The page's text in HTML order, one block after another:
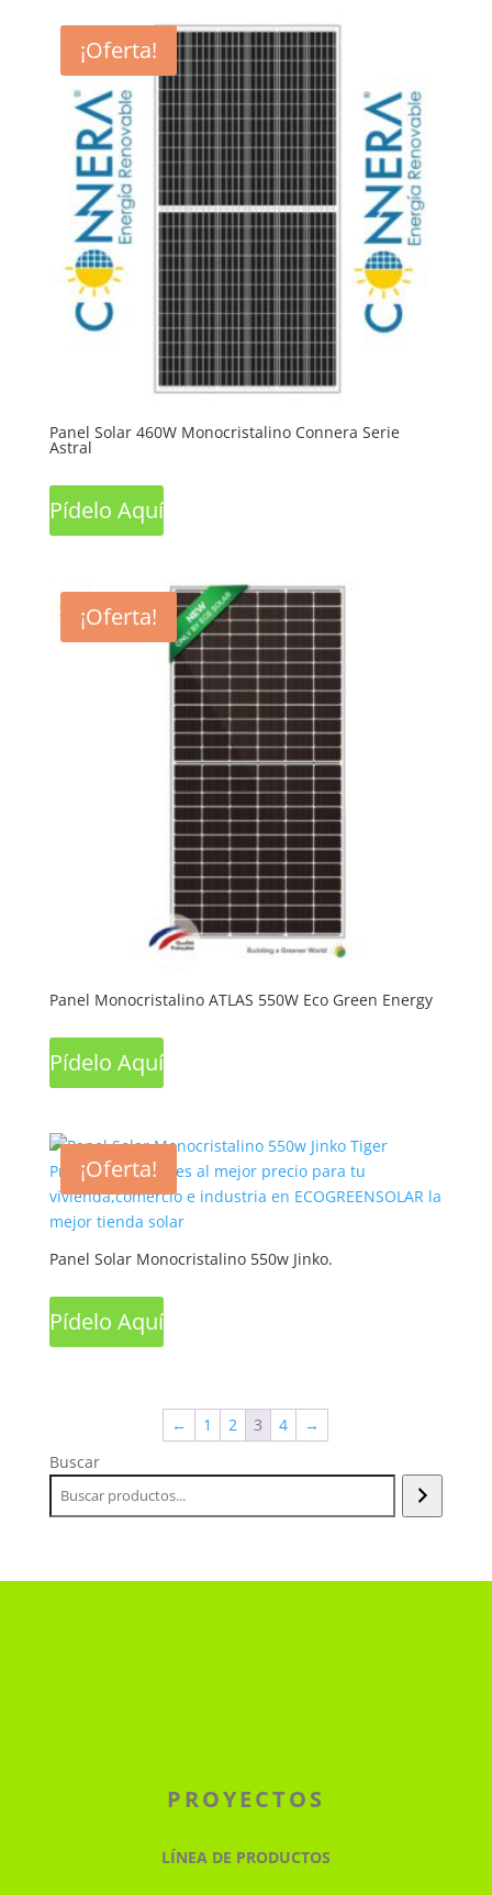
¡Oferta!
Panel Solar 460W Monocristalino Connera Serie
Astral
Pídelo Aquí
¡Oferta!
Panel Monocristalino ATLAS 550W Eco Green Energy
Pídelo Aquí
¡Oferta!
Panel Solar Monocristalino 550w Jinko.
Pídelo Aquí
← 1 2 3 4
→
Buscar
PROYECTOS
LÍNEA DE PRODUCTOS